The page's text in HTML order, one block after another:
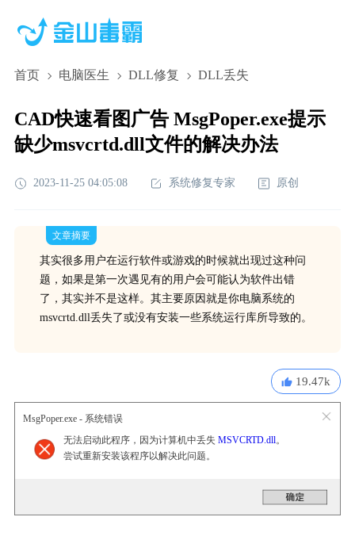
首页 电脑医生 DLL修复 DLL丢失
CAD快速看图广告 MsgPoper.exe提示
缺少msvcrtd.dll文件的解决办法
2023-11-25 04:05:08 系统修复专家 原创
文章摘要
其实很多用户在运行软件或游戏的时候就出现过这种问
题，如果是第一次遇见有的用户会可能认为软件出错
了，其实并不是这样。其主要原因就是你电脑系统的
msvcrtd.dll丢失了或没有安装一些系统运行库所导致的。
19.47k
MsgPoper.exe - 系统错误
无法启动此程序，因为计算机中丢失 MSVCRTD.dll。
尝试重新安装该程序以解决此问题。